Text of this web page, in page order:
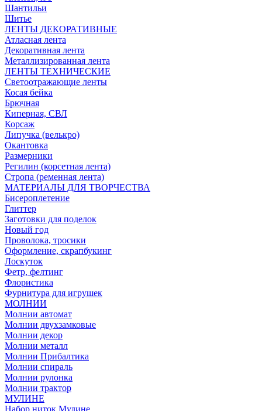
Шантильи
Шитье
ЛЕНТЫ ДЕКОРАТИВНЫЕ
Атласная лента
Декоративная лента
Металлизированная лента
ЛЕНТЫ ТЕХНИЧЕСКИЕ
Светоотражающие ленты
Косая бейка
Брючная
Киперная, СВЛ
Корсаж
Липучка (велькро)
Окантовка
Размерники
Регилин (корсетная лента)
Стропа (ременная лента)
МАТЕРИАЛЫ ДЛЯ ТВОРЧЕСТВА
Бисероплетение
Глиттер
Заготовки для поделок
Новый год
Проволока, тросики
Оформление, скрапбукинг
Лоскуток
Фетр, фелтинг
Флористика
Фурнитура для игрушек
МОЛНИИ
Молнии автомат
Молнии двухзамковые
Молнии декор
Молнии металл
Молнии Прибалтика
Молнии спираль
Молнии рулонка
Молнии трактор
МУЛИНЕ
Набор ниток Мулине